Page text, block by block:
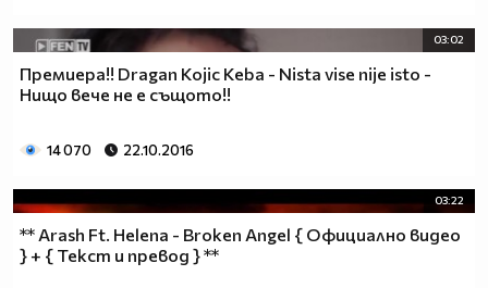
03:02
Премиера!! Dragan Kojic Keba - Nista vise nije isto -
Нищо вече не е същото!!
14 070 22.10.2016
03:22
** Arash Ft. Helena - Broken Angel { Официално видео
} + { Текст и превод } **